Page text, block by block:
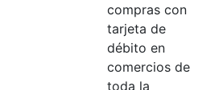
compras con
tarjeta de
débito en
comercios de
toda la